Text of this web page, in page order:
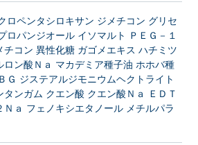
ロペンタシロキサン ジメチコン グリセ
ロパンジオール イソマルト ＰＥＧ－１
チコン 異性化糖 ガゴメエキス ハチミツ
ロン酸Ｎａ マカデミア種子油 ホホバ種
Ｇ ジステアルジモニウムヘクトライト
タンガム クエン酸 クエン酸Ｎａ ＥＤＴ
Ｎａ フェノキシエタノール メチルパラ